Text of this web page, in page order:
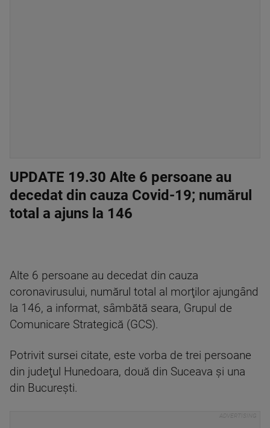
UPDATE 19.30 Alte 6 persoane au
decedat din cauza Covid-19; numărul
total a ajuns la 146
Alte 6 persoane au decedat din cauza
coronavirusului, numărul total al morţilor ajungând
la 146, a informat, sâmbătă seara, Grupul de
Comunicare Strategică (GCS).
Potrivit sursei citate, este vorba de trei persoane
din judeţul Hunedoara, două din Suceava şi una
din Bucureşti.